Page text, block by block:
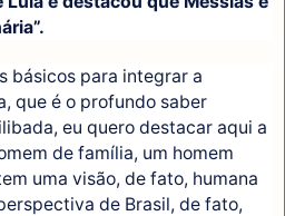
básicos para integrar a
que é o profundo saber
eu quero destacar aqui a
de família, um homem
uma visão, de fato, humana
de Brasil, de fato,